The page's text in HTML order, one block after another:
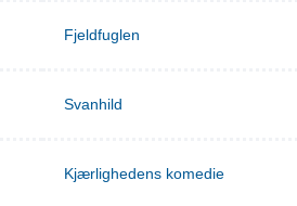
Fjeldfuglen
Svanhild
Kjærlighedens komedie